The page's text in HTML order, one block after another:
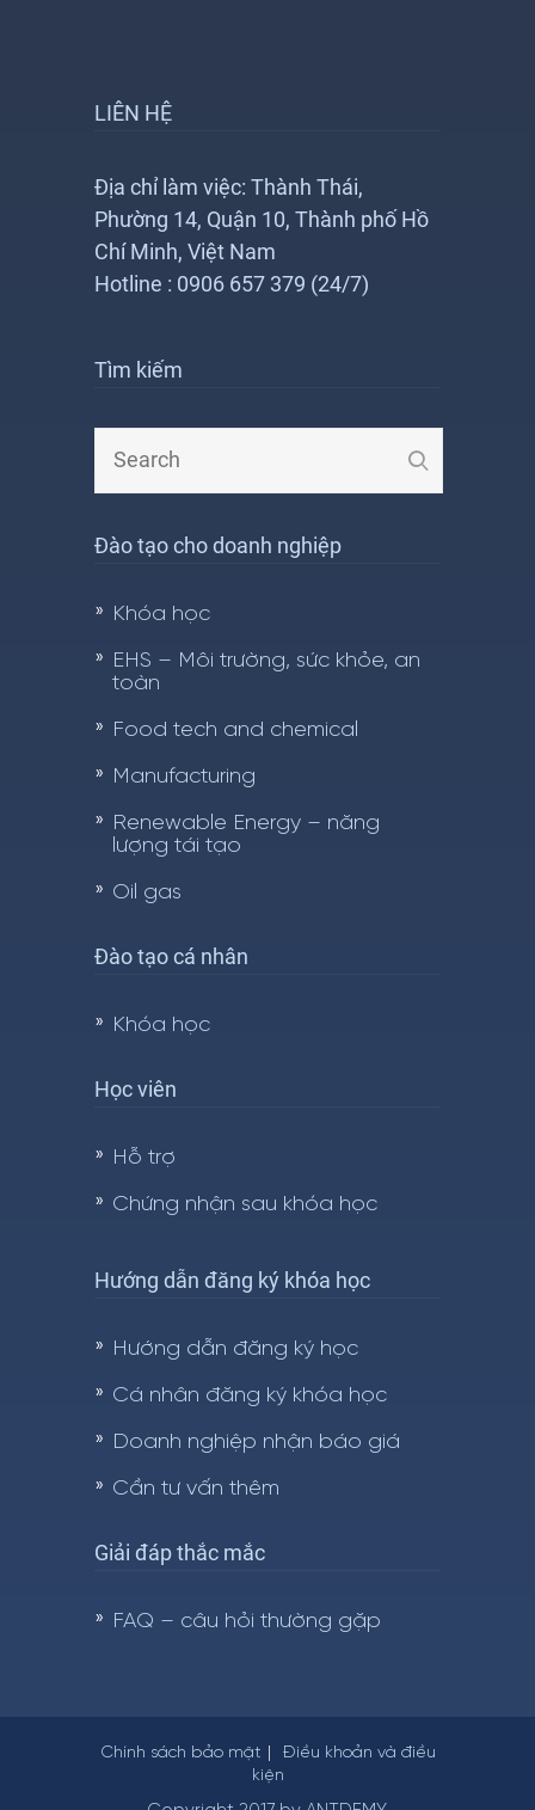
LIÊN HỆ
Địa chỉ làm việc: Thành Thái,
Phường 14, Quận 10, Thành phố Hồ
Chí Minh, Việt Nam
Hotline : 0906 657 379 (24/7)
Tìm kiếm
Đào tạo cho doanh nghiệp
Khóa học
EHS – Môi trường, sức khỏe, an
toàn
Food tech and chemical
Manufacturing
Renewable Energy – năng
lượng tái tạo
Oil gas
Đào tạo cá nhân
Khóa học
Học viên
Hỗ trợ
Chứng nhận sau khóa học
Hướng dẫn đăng ký khóa học
Hướng dẫn đăng ký học
Cá nhân đăng ký khóa học
Doanh nghiệp nhận báo giá
Cần tư vấn thêm
Giải đáp thắc mắc
FAQ – câu hỏi thường gặp
Chính sách bảo mật
Điều khoản và điều
kiện